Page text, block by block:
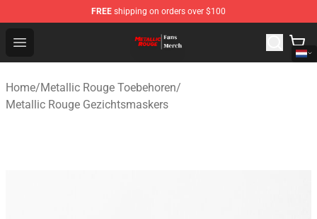
FREE shipping on orders over $100
Open menu
Metallic Rouge Store - Official Metallic Rouge
Home/Metallic Rouge Toebehoren/
Metallic Rouge Gezichtsmaskers